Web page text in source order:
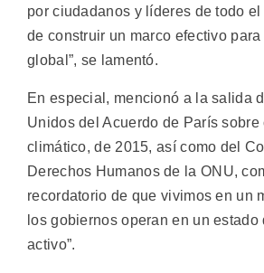
por ciudadanos y líderes de todo
de construir un marco efectivo
global”, se lamentó.
En especial, mencionó a la salida
Unidos del Acuerdo de París sobre
climático, de 2015, así como del
Derechos Humanos de la ONU,
recordatorio de que vivimos en un
los gobiernos operan en un estado
activo”.